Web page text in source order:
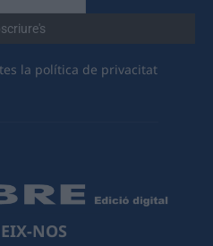
la política de privacitat
NOS